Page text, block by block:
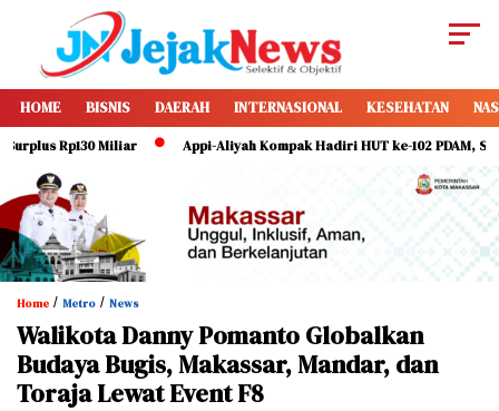
HOME BISNIS DAERAH INTERNASIONAL KESEHATAN
Rp130 Miliar Appi-Aliyah Kompak Hadiri HUT ke-102 PDAM,
Home / Metro / News
Walikota Danny Pomanto Globalkan
Budaya Bugis, Makassar, Mandar, dan
Toraja Lewat Event F8